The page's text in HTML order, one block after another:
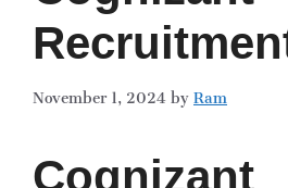
November 1, 2024byRam